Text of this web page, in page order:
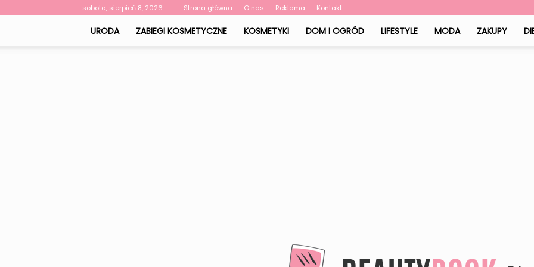
sobota, sierpień 8, 2026 Strona główna O nas Reklama Kontakt
URODA ZABIEGI KOSMETYCZNE KOSMETYKI DOM I OGRÓD LIFESTYLE MODA ZAKUPY